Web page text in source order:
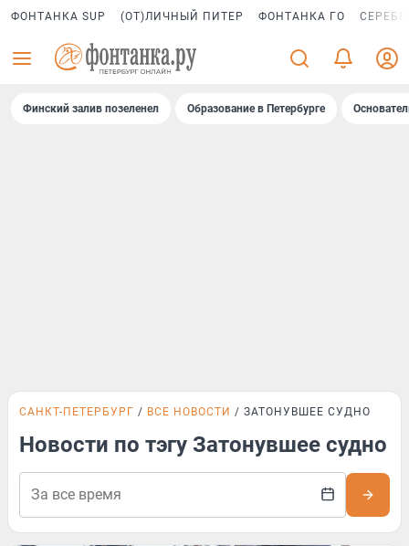
ФОНТАНКА SUP (ОТ)ЛИЧНЫЙ ПИТЕР ФОНТАНКА ГО
Финский залив позеленел Образование в Петербурге
САНКТ-ПЕТЕРБУРГ ВСЕ НОВОСТИ ЗАТОНУВШЕЕ СУДНО
Новости по тэгу Затонувшее судно